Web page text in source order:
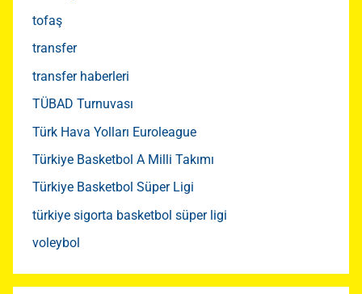
tofaş
transfer
transfer haberleri
TÜBAD Turnuvası
Türk Hava Yolları Euroleague
Türkiye Basketbol A Milli Takımı
Türkiye Basketbol Süper Ligi
türkiye sigorta basketbol süper ligi
voleybol